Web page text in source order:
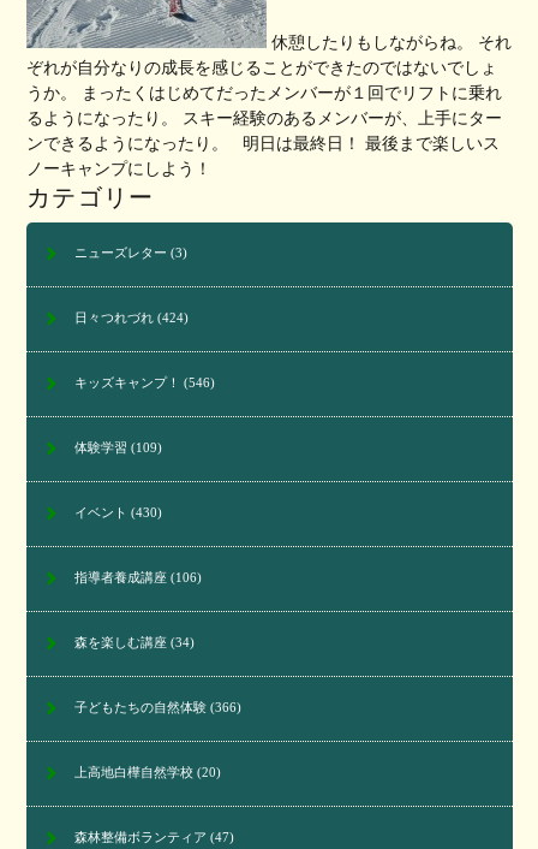
休憩したりもしながらね。 それ
ぞれが自分なりの成長を感じることができたのではないでしょ
うか。 まったくはじめてだったメンバーが１回でリフトに乗れ
るようになったり。 スキー経験のあるメンバーが、上手にター
ンできるようになったり。 明日は最終日！ 最後まで楽しいス
ノーキャンプにしよう！
カテゴリー
ニューズレター (3)
日々つれづれ(424)
キッズキャンプ！ (546)
体験学習 (109)
イベント (430)
指導者養成講座(106)
森を楽しむ講座(34)
子どもたちの自然体験(366)
上高地白樺自然学校(20)
森林整備ボランティア (47)